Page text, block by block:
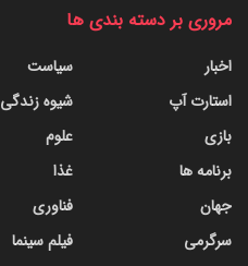
مروری بر دسته بندی ها
اخبار
استارت آپ
بازی
برنامه ها
جهان
سرگرمی
سیاست
شیوه زندگی
علوم
غذا
فناوری
فیلم سینما